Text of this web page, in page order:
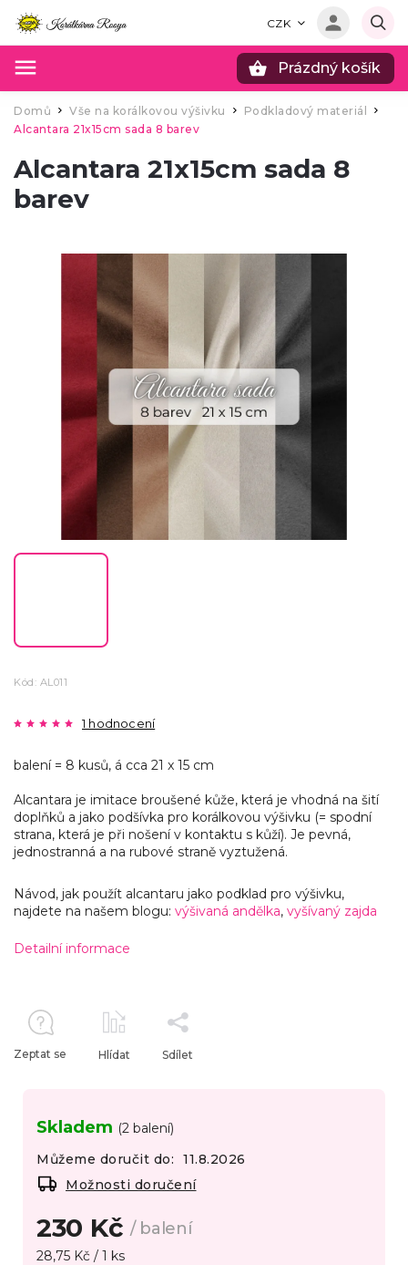
CZK
Prázdný košík
Domů / Vše na korálkovou výšivku Podkladový materiál
/
Alcantara 21x15cm sada 8 barev
Alcantara 21x15cm sada 8
barev
Kód: AL011
1 hodnocení
230 Kč/ balení
28,75 Kč / 1 ks
Skladem (2 balení)
Můžeme doručit do:
11.8.2026
Možnosti doručení
balení = 8 kusů, á cca 21 x 15 cm
Alcantara je imitace broušené kůže, která je vhodná na šití
doplňků a jako podšívka pro korálkovou výšivku (= spodní
strana, která je při nošení v kontaktu s kůží). Je pevná,
jednostranná a na rubové straně vyztužená.
Návod, jak použít alcantaru jako podklad pro výšivku,
najdete na našem blogu: výšivaná andělka, vyšívaný zajda
Detailní informace
Zeptat se Hlídat Sdílet